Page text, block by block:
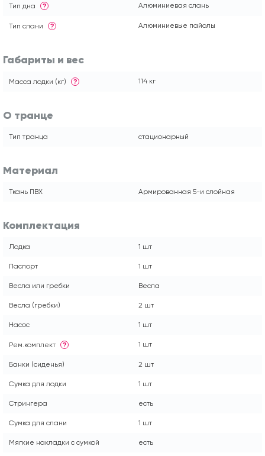
Тип дна ? Алюминиевая слань
Тип слани ? Алюминиевые пайолы
Габариты и вес
Масса лодки (кг) ? 114 кг
О транце
Тип транца стационарный
Материал
Ткань ПВХ Армированная 5-и слойная
Комплектация
Лодка 1 шт
Паспорт 1 шт
Весла или гребки Весла
Весла (гребки) 2 шт
Насос 1 шт
Рем.комплект ? 1 шт
Банки (сиденья) 2 шт
Сумка для лодки 1 шт
Стрингера есть
Сумка для слани 1 шт
Мягкие накладки с сумкой есть